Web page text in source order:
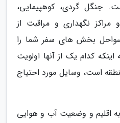
جنگل گردی، کوهپیمایی،
نگهداری و مراقبت از
سواحل بخش های سفر شما را
کدام یک از آنها اولویت
است، وسایل مورد احتیاج
اقلیم و وضعیت آب و هوایی